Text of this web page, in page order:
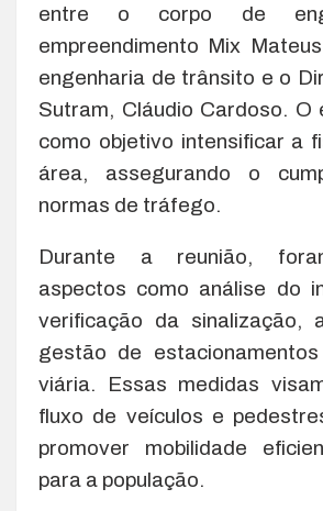
entre o corpo de
empreendimento Mix
engenharia de trânsito e o
Sutram, Cláudio Cardoso. O
como objetivo intensificar a
área, assegurando o
normas de tráfego.
Durante a reunião,
aspectos como análise do
verificação da sinalização,
gestão de
viária. Essas medidas
fluxo de veículos e
promover mobilidade
para a população.